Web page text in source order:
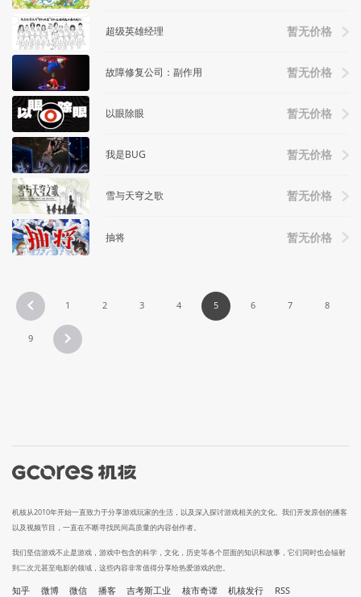
超级英雄经理 暂无价格
故障修复公司：副作用 暂无价格
以眼除眼 暂无价格
我是BUG 暂无价格
雪与天穹之歌 暂无价格
抽将 暂无价格
1 2 3 4 5 6 7 8
9
机核从2010年开始一直致力于分享游戏玩家的生活，以及深入探讨游戏相关的文化。我们开发原创的播客
以及视频节目，一直在不断寻找民间高质量的内容创作者。
我们坚信游戏不止是游戏，游戏中包含的科学，文化，历史等各个层面的知识和故事，它们同时也会辐射
到二次元甚至电影的领域，这些内容非常值得分享给热爱游戏的您。
知乎 微博 微信 播客 吉考斯工业 核市奇谭 机核发行 RSS